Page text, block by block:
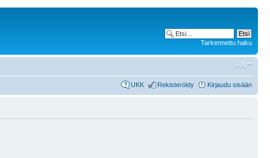
Tarkennettu haku
UKK Rekisteröidy Kirjaudu sisään